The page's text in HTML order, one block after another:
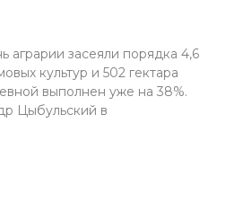
аграрии засеяли порядка 4,6
культур и 502 гектара
выполнен уже на 38%.
Цыбульский в